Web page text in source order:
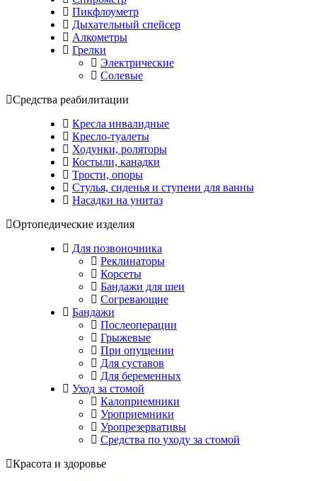
Пикфлоуметр
Дыхательный спейсер
Алкометры
Грелки
Электрические
Солевые
Средства реабилитации
Кресла инвалидные
Кресло-туалеты
Ходунки, роляторы
Костыли, канадки
Трости, опоры
Стулья, сиденья и ступени для ванны
Насадки на унитаз
Ортопедические изделия
Для позвоночника
Реклинаторы
Корсеты
Бандажи для шеи
Согревающие
Бандажи
Послеоперации
Грыжевые
При опущении
Для суставов
Для беременных
Уход за стомой
Калоприемники
Уроприемники
Уропрезервативы
Средства по уходу за стомой
Красота и здоровье